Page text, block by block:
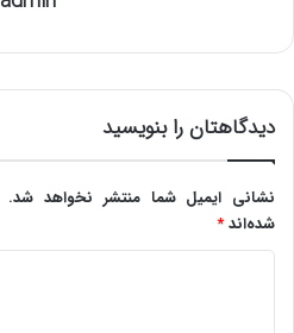
دیدگاهتان را بنویسید
نشانی ایمیل شما منتشر نخواهد شد.
شده‌اند*